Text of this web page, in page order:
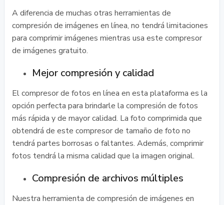
A diferencia de muchas otras herramientas de
compresión de imágenes en línea, no tendrá limitaciones
para comprimir imágenes mientras usa este compresor
de imágenes gratuito.
Mejor compresión y calidad
El compresor de fotos en línea en esta plataforma es la
opción perfecta para brindarle la compresión de fotos
más rápida y de mayor calidad. La foto comprimida que
obtendrá de este compresor de tamaño de foto no
tendrá partes borrosas o faltantes. Además, comprimir
fotos tendrá la misma calidad que la imagen original.
Compresión de archivos múltiples
Nuestra herramienta de compresión de imágenes en